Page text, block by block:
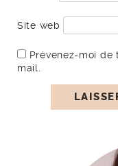
Site web
Prévenez-moi de
mail.